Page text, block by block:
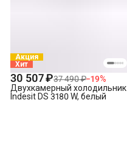
Акция
Хит
30 507 ₽37 490 ₽−19%
Двухкамерный холодильник
Indesit DS 3180 W, белый